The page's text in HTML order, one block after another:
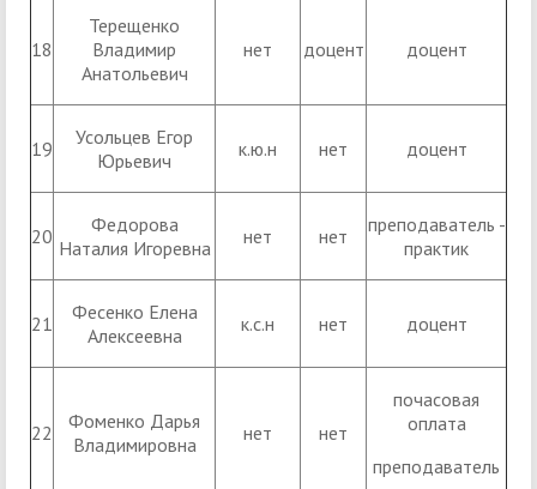
18
Терещенко
Владимир
Анатольевич
нет доцент доцент
19
Усольцев Егор
Юрьевич
к.ю.н нет доцент
20
Федорова
Наталия Игоревна
нет нет
преподаватель -
практик
21
Фесенко Елена
Алексеевна
к.с.н нет доцент
22
Фоменко Дарья
Владимировна
нет нет
почасовая
оплата
преподаватель